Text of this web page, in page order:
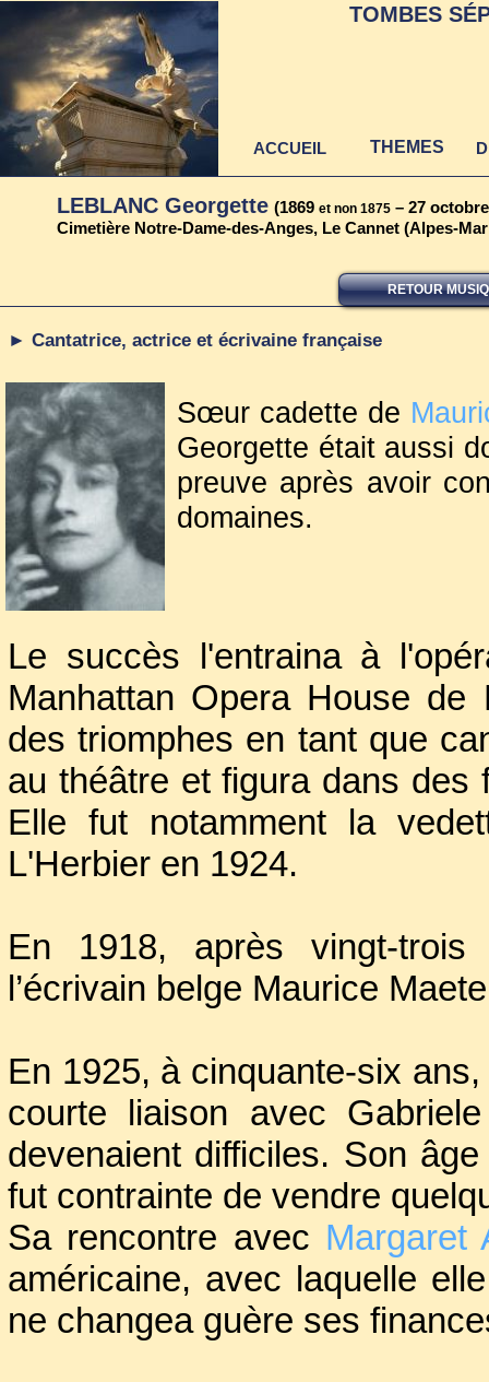
► Cantatrice, actrice et écrivaine française
LEBLANC Georgette (1869 et non 1875 – 27
Cimetière Notre-Dame-des-Anges, Le Cannet (Alpes-
RETOUR
Sœur cadette de
Georgette était aussi
preuve après avoir
domaines.
Flaubert, Georgette fit
lyrique en 1893 à
moulinde Louis Gallet,
d’Alfred Bruneau
l’interprète de ses
Le succès l'entraina à
Manhattan Opera House
des triomphes en tant que
au théâtre et figura dans des
Elle fut notamment la
L'Herbier en 1924.
En 1918, après vingt-
l’écrivain belge Maurice
En 1925, à cinquante-six
courte liaison avec
devenaient difficiles. Son
fut contrainte de vendre
Sa rencontre avec Margaret
américaine, avec laquelle
ne changea guère ses
TOMBES
ACCUEIL THEMES